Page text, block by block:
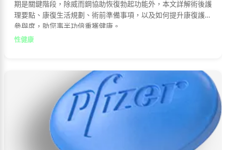
期是關鍵階段，除威而鋼協助恢復勃起功能外，本文詳解術後護
理要點、康復生活規劃、術前準備事項，以及如何提升康復護理
參與度，助您事半功倍重獲健康。
性健康